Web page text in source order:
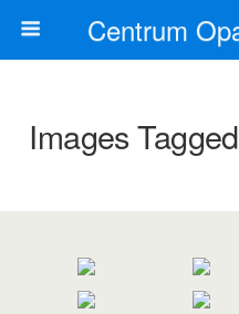
Centrum
Images